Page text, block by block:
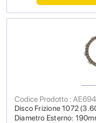
Disco Frizione 1072
Diametro Esterno:
Codice Prodotto :